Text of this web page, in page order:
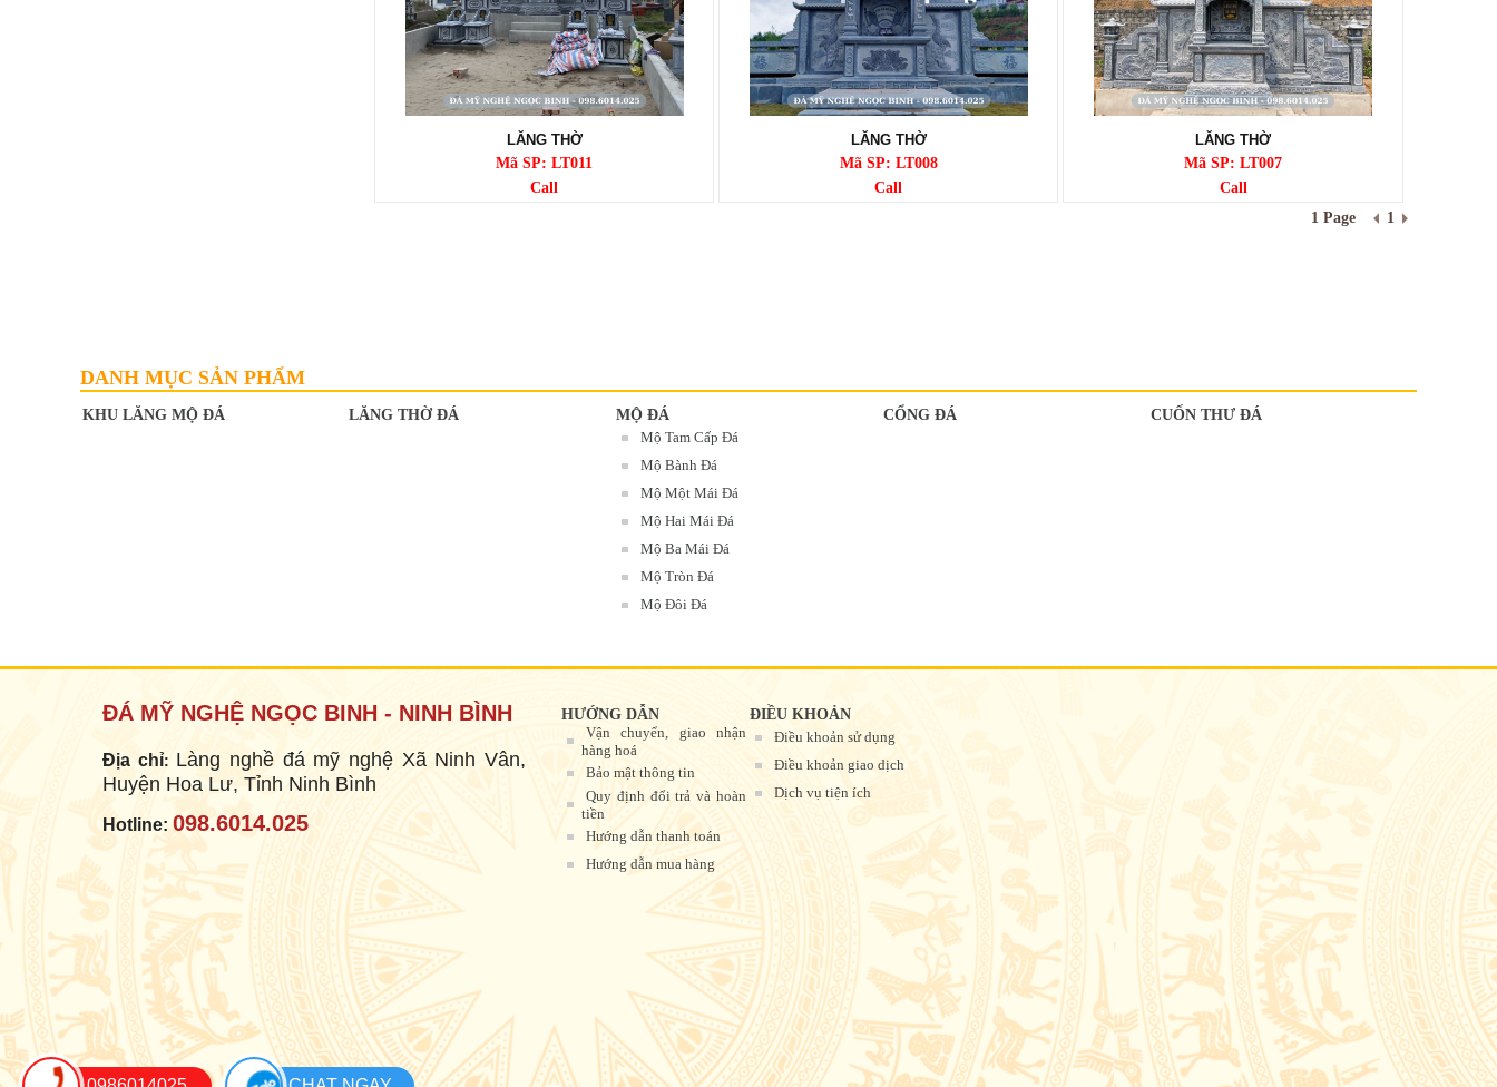
Mã SP: MB001
MỘ BÀNH
Mã SP: MB002
12.000.000 đ
LĂNG THỜ
Mã SP: LT011
Call
LĂNG THỜ
Mã SP: LT008
Call
LĂNG THỜ
Mã SP: LT007
Call
1 Page
1
DANH MỤC SẢN PHẨM
KHU LĂNG MỘ ĐÁ LĂNG THỜ ĐÁ
MỘ ĐÁ
Mộ Tam Cấp Đá
Mộ Bành Đá
Mộ Một Mái Đá
Mộ Hai Mái Đá
Mộ Ba Mái Đá
Mộ Tròn Đá
Mộ Đôi Đá
CỔNG ĐÁ CUỐN THƯ ĐÁ
ĐÁ MỸ NGHỆ NGỌC BINH - NINH BÌNH
Địa chỉ: Làng nghề đá mỹ nghệ Xã Ninh Vân,
Huyện Hoa Lư, Tỉnh Ninh Bình
Hotline: 098.6014.025
HƯỚNG DẪN
Vận chuyển, giao nhận
hàng hoá
Bảo mật thông tin
Quy định đổi trả và hoàn
tiền
Hướng dẫn thanh toán
Hướng dẫn mua hàng
ĐIỀU KHOẢN
Điều khoản sử dụng
Điều khoản giao dịch
Dịch vụ tiện ích